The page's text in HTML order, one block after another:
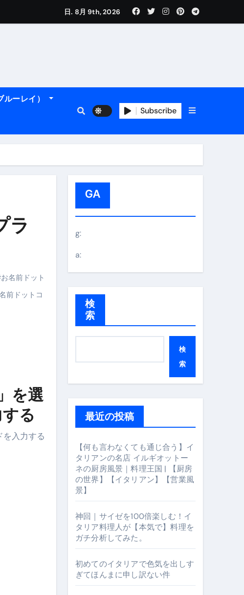
されるデータです。
ーノ＆アマルフィ海岸へ！
トラブル回避のリアルな裏技アド
| 【厨房の世界】【イタリアン】【営業風景】
日. 8月 9th, 2026
ーレイ）
Subscribe
ラ
お名前ドット
前ドットコ
を選
る
を入力する
GA
g:
a:
検
索
検
索
最近の投稿
【何も言わなくても通じ合う】イ
タリアンの名店 イルギオットー
ネの厨房風景｜料理王国 | 【厨房
の世界】【イタリアン】【営業風
景】
神回｜サイゼを100倍楽しむ！イ
タリア料理人が【本気で】料理を
ガチ分析してみた。
初めてのイタリアで色気を出しす
ぎてほんまに申し訳ない件